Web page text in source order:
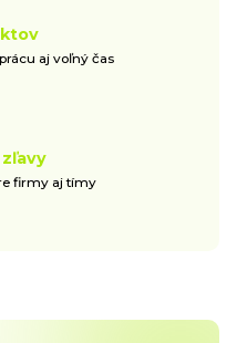
aj voľný čas
firmy aj tímy